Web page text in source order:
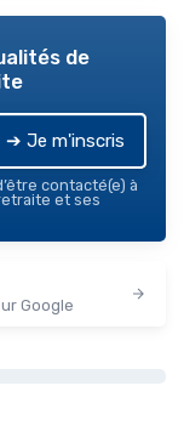
de
➔ Je m'inscris
contacté(e) à
et ses
Google